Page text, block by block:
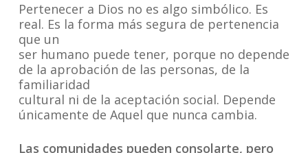
Pertenecer a Dios no es algo simbólico. Es
real. Es la forma más segura de pertenencia
que un
ser humano puede tener, porque no depende
de la aprobación de las personas, de la
familiaridad
cultural ni de la aceptación social. Depende
únicamente de Aquel que nunca cambia.
Las comunidades pueden consolarte, pero